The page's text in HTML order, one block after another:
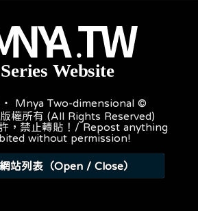
‧ Mnya Two-dimensional ©
權所有 (All Rights Reserved)
，禁止轉貼！/ Repost anything
without permission!
站列表（Open / Close）